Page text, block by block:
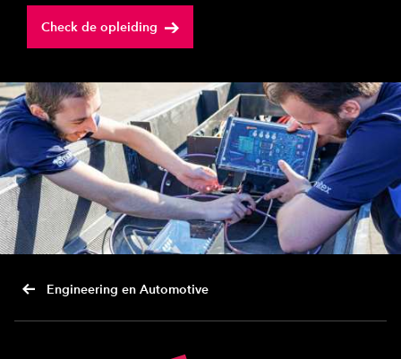
Check de opleiding
Engineering en Automotive